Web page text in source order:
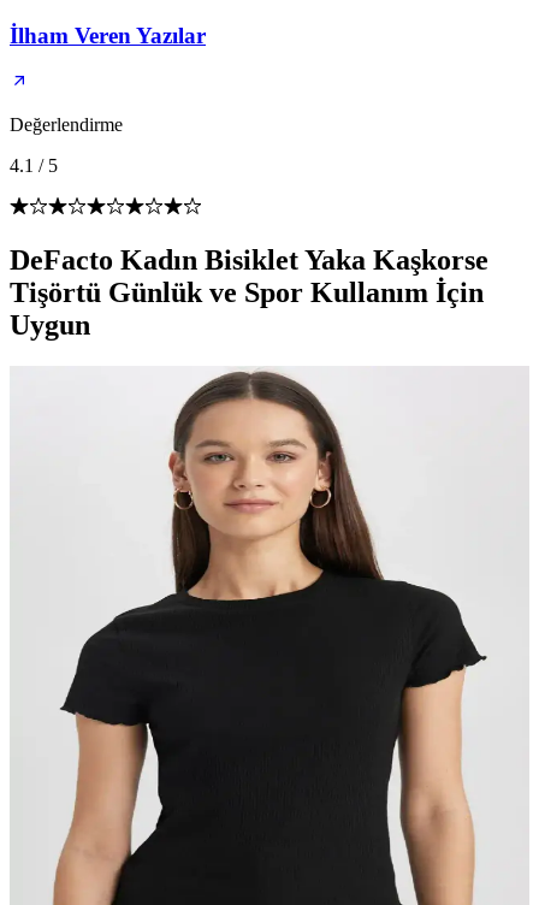
İlham Veren Yazılar
Değerlendirme
4.1 / 5
DeFacto Kadın Bisiklet Yaka Kaşkorse
Tişörtü Günlük ve Spor Kullanım İçin
Uygun